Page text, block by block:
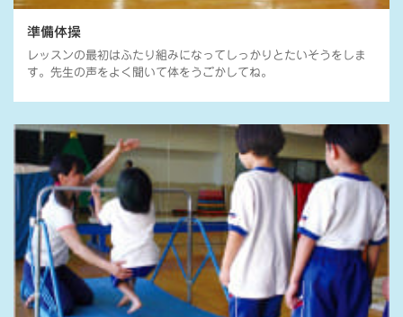
準備体操
レッスンの最初はふたり組みになってしっかりとたいそうをしま
す。先生の声をよく聞いて体をうごかしてね。